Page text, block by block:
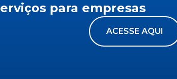
para empresas
ACESSE AQUI